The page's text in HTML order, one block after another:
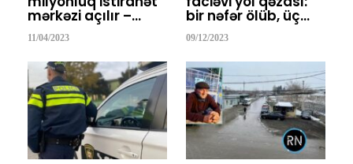
mərkəzi açılır –…
11/04/2023
bir nəfər ölüb, üç…
09/12/2023